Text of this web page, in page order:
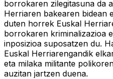
borrokaren zilegitasuna da
Herriaren bakearen bidean
duten horrek Euskal
borrokaren kriminalizazioa
inposizioa suposatzen du.
Euskal Herriarengandik
eta milaka militante
auzitan jartzen duena.